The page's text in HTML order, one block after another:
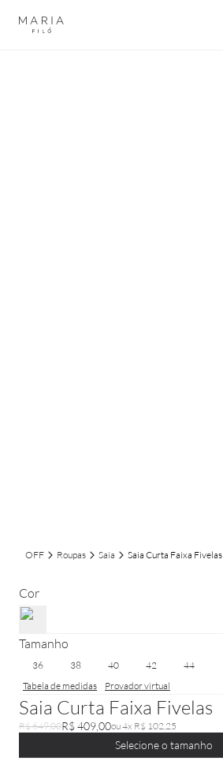
OFF Roupas Saia Saia Curta Faixa Fivelas
Saia Curta Faixa Fivelas
R$ 649,00R$ 409,00ou 4x R$ 102,25
Cor
Tamanho
36 38 40 42
44
Tabela de medidas
Provador virtual
Selecione o tamanho